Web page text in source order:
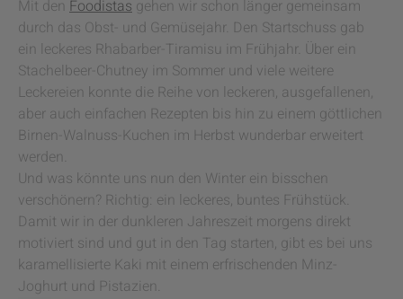
Mit den Foodistas gehen wir schon länger gemeinsam
durch das Obst- und Gemüsejahr. Den Startschuss gab
ein leckeres Rhabarber-Tiramisu im Frühjahr. Über ein
Stachelbeer-Chutney im Sommer und viele weitere
Leckereien konnte die Reihe von leckeren, ausgefallenen,
aber auch einfachen Rezepten bis hin zu einem göttlichen
Birnen-Walnuss-Kuchen im Herbst wunderbar erweitert
werden.
Und was könnte uns nun den Winter ein bisschen
verschönern? Richtig: ein leckeres, buntes Frühstück.
Damit wir in der dunkleren Jahreszeit morgens direkt
motiviert sind und gut in den Tag starten, gibt es bei uns
karamellisierte Kaki mit einem erfrischenden Minz-
Joghurt und Pistazien.